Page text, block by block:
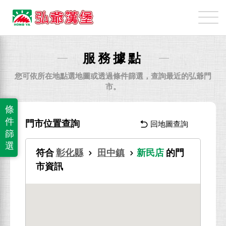
弘
爺
國
業
份
有
限
公
司
服務據點
您可依所在地點選地圖或透過條件篩選，查詢最近的弘爺門
市。
條
件
篩
選
門市位置查詢 回地圖查詢
符合 彰化縣 田中鎮 新民店 的門
市資訊